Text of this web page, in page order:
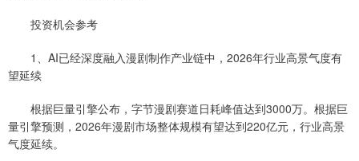
投资机会参考
1、AI已经深度融入漫剧制作产业链中，2026年行业高景气度有
望延续
根据巨量引擎公布，字节漫剧赛道日耗峰值达到3000万。根据巨
量引擎预测，2026年漫剧市场整体规模有望达到220亿元，行业高景
气度延续。